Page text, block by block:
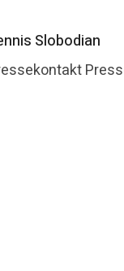
Slobodian